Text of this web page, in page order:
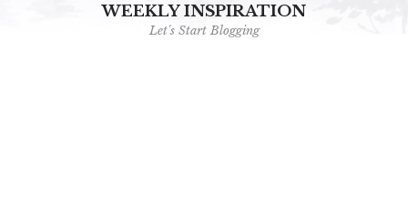
WEEKLY INSPIRATION
Let's Start Blogging